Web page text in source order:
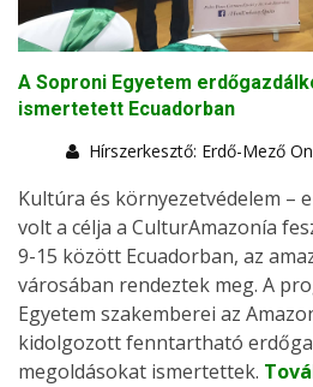
A Soproni Egyetem
ismertetett Ecuadorban
Hírszerkesztő: Erdő-Mező
Kultúra és környezetvédelem –
volt a célja a CulturAmazonía
9-15 között Ecuadorban, az
városában rendeztek meg. A
Egyetem szakemberei az
kidolgozott fenntartható
megoldásokat ismertettek.